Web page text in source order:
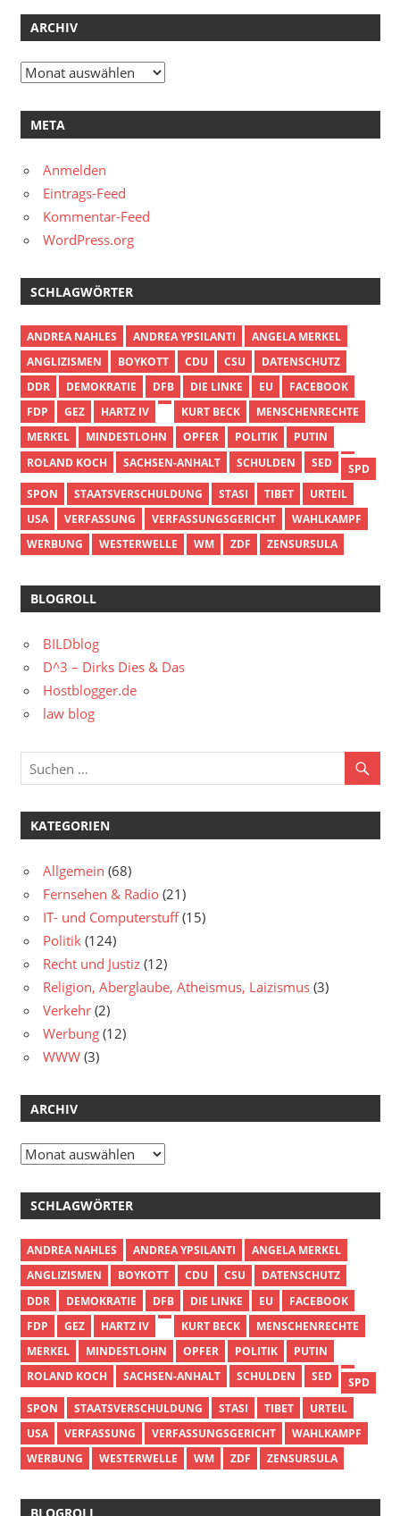
ARCHIV
Archiv
META
Anmelden
Eintrags-Feed
Kommentar-Feed
WordPress.org
SCHLAGWÖRTER
ANDREA NAHLES ANDREA YPSILANTI
ANGELA MERKEL
ANGLIZISMEN
BOYKOTT CDU CSU
DATENSCHUTZ
DDR
DEMOKRATIE DFB DIE LINKE EU
FACEBOOK
FDP
GEZ HARTZ IV KURT BECK
MENSCHENRECHTE
MERKEL
MINDESTLOHN OPFER POLITIK
PUTIN
ROLAND KOCH
SACHSEN-ANHALT SCHULDEN SED
SPD
SPON
STAATSVERSCHULDUNG STASI TIBET
URTEIL
USA
VERFASSUNG VERFASSUNGSGERICHT
WAHLKAMPF
WERBUNG
WESTERWELLE WM ZDF ZENSURSULA
BLOGROLL
BILDblog
D^3 – Dirks Dies & Das
Hostblogger.de
law blog
KATEGORIEN
Allgemein (68)
Fernsehen & Radio (21)
IT- und Computerstuff(15)
Politik (124)
Recht und Justiz (12)
Religion, Aberglaube, Atheismus, Laizismus (3)
Verkehr (2)
Werbung (12)
WWW (3)
ARCHIV
Archiv
SCHLAGWÖRTER
ANDREA NAHLES ANDREA YPSILANTI
ANGELA MERKEL
ANGLIZISMEN
BOYKOTT CDU CSU
DATENSCHUTZ
DDR
DEMOKRATIE DFB DIE LINKE EU
FACEBOOK
FDP
GEZ HARTZ IV KURT BECK
MENSCHENRECHTE
MERKEL
MINDESTLOHN OPFER POLITIK
PUTIN
ROLAND KOCH
SACHSEN-ANHALT SCHULDEN SED
SPD
SPON
STAATSVERSCHULDUNG STASI TIBET
URTEIL
USA
VERFASSUNG VERFASSUNGSGERICHT
WAHLKAMPF
WERBUNG
WESTERWELLE WM ZDF ZENSURSULA